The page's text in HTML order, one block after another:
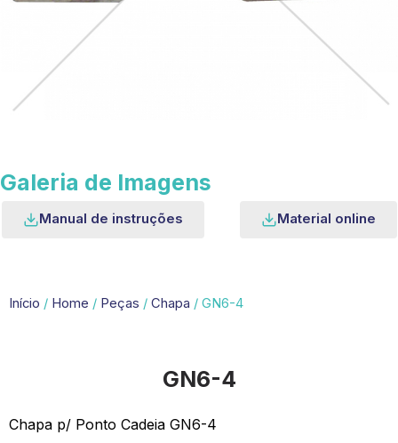
Galeria de Imagens
Manual de instruções Material online
Início / Home / Peças / Chapa / GN6-4
GN6-4
Chapa p/ Ponto Cadeia GN6-4